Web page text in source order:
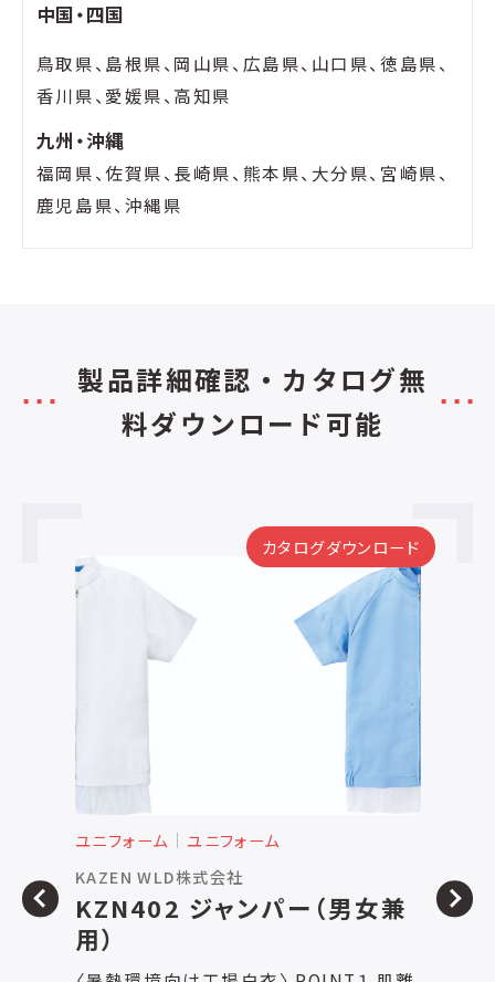
中国・四国
鳥取県、島根県、岡山県、広島県、山口県、徳島県、
香川県、愛媛県、高知県
九州・沖縄
福岡県、佐賀県、長崎県、熊本県、大分県、宮崎県、
鹿児島県、沖縄県
製品詳細確認・カタログ無
料ダウンロード可能
カタログダウンロード
ユニフォーム
ユニフォーム
KAZEN WLD株式会社
KZN402 ジャンパー（男女兼
用）